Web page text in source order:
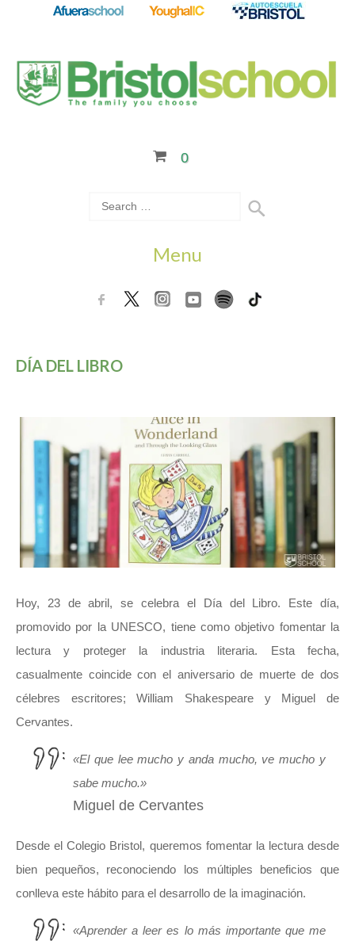
0
Menu
DÍA DEL LIBRO
Hoy, 23 de abril, se celebra el Día del Libro. Este día,
promovido por la UNESCO, tiene como objetivo fomentar la
lectura y proteger la industria literaria. Esta fecha,
casualmente coincide con el aniversario de muerte de dos
célebres escritores; William Shakespeare y Miguel de
Cervantes.
«El que lee mucho y anda mucho, ve mucho y
sabe mucho.»
Miguel de Cervantes
Desde el Colegio Bristol, queremos fomentar la lectura desde
bien pequeños, reconociendo los múltiples beneficios que
conlleva este hábito para el desarrollo de la imaginación.
«Aprender a leer es lo más importante que me